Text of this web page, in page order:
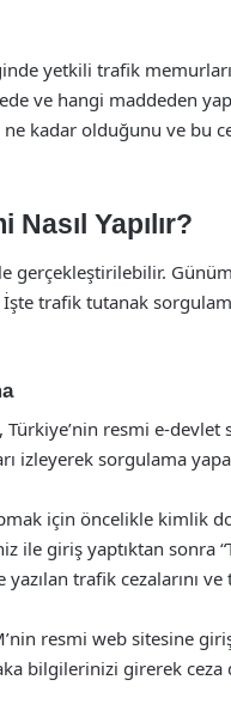
yetkili trafik
ve hangi maddeden
kadar olduğunu ve bu
Yapılır?
gerçekleştirilebilir.
trafik tutanak
resmi e-devlet
izleyerek sorgulama
için öncelikle kimlik
ile giriş yaptıktan sonra
trafik cezalarını
resmi web sitesine giriş
bilgilerinizi girerek